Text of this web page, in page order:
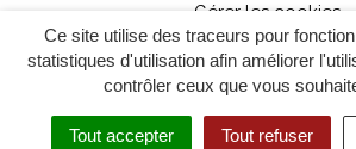
Ce site utilise des traceurs pour
statistiques d'utilisation afin améliorer
contrôler ceux que vous
Tout accepter Tout refuser
Gérer les cookies
Mentions Légales
Politique de
Plan du site